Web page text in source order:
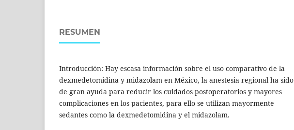
RESUMEN
Introducción: Hay escasa información sobre el uso comparativo de la
dexmedetomidina y midazolam en México, la anestesia regional ha sido
de gran ayuda para reducir los cuidados postoperatorios y mayores
complicaciones en los pacientes, para ello se utilizan mayormente
sedantes como la dexmedetomidina y el midazolam.